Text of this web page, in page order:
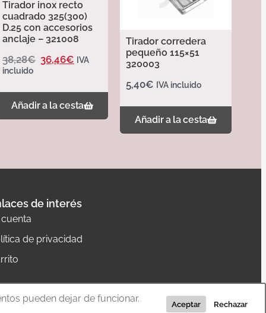
Tirador inox recto
cuadrado 325(300)
D.25 con accesorios
anclaje – 321008
38,28€ 36,46€ IVA
incluido
Añadir a la cesta
Tirador corredera
pequeño 115×51
320003
5,40€ IVA incluido
Añadir a la cesta
de interés
cuenta
de privacidad
– Programación:La Quadra
pueden dejar de funcionar.
Aceptar Rechazar